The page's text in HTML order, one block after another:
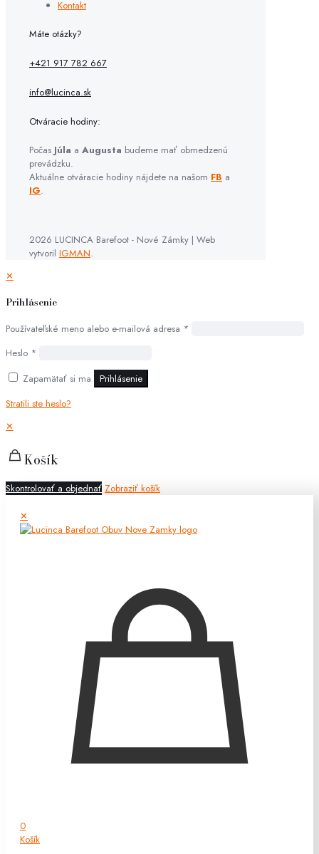
Kontakt
Máte otázky?
+421 917 782 667
info@lucinca.sk
Otváracie hodiny:
Počas Júla a Augusta budeme mať obmedzenú
prevádzku.
Aktuálne otváracie hodiny nájdete na našom FB a
IG.
2026 LUCINCA Barefoot - Nové Zámky | Web
vytvoril IGMAN.
✕
Prihlásenie
Používateľské meno alebo e-mailová adresa *
Heslo *
Zapamätať si ma
Prihlásenie
Stratili ste heslo?
✕
Košík
Skontrolovať a objednať Zobraziť košík
✕
0
Košík